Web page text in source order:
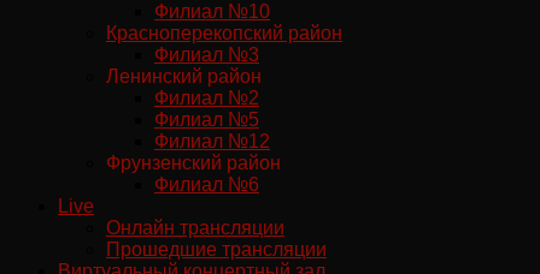
Филиал №10
Красноперекопский район
Филиал №3
Ленинский район
Филиал №2
Филиал №5
Филиал №12
Фрунзенский район
Филиал №6
Live
Онлайн трансляции
Прошедшие трансляции